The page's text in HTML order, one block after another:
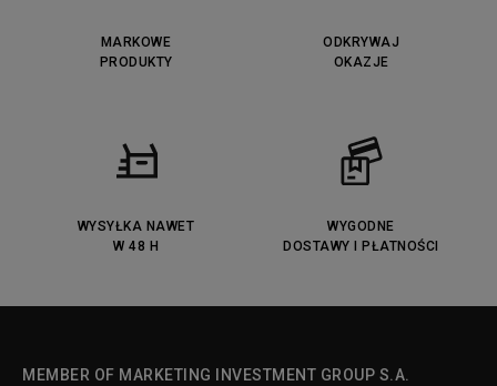
MARKOWE
PRODUKTY
ODKRYWAJ
OKAZJE
WYSYŁKA NAWET
W 48 H
WYGODNE
DOSTAWY I PŁATNOŚCI
MEMBER OF MARKETING INVESTMENT GROUP S.A.